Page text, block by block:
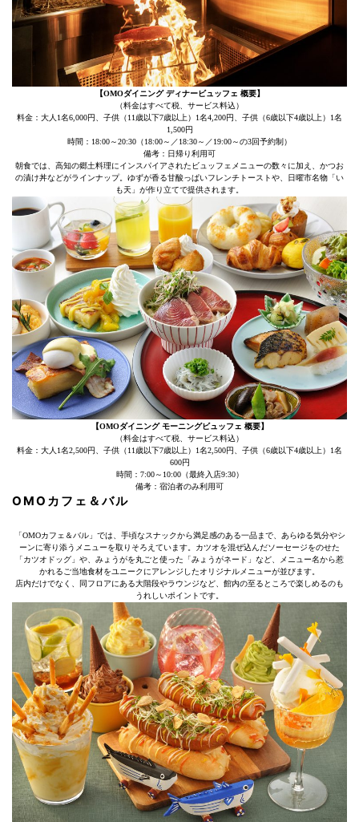
【OMOダイニング ディナービュッフェ 概要】
（料金はすべて税、サービス料込）
料金：大人1名6,000円、子供（11歳以下7歳以上）1名4,200円、子供（6歳以下4歳以上）1名
1,500円
時間：18:00～20:30（18:00～／18:30～／19:00～の3回予約制）
備考：日帰り利用可
朝食では、高知の郷土料理にインスパイアされたビュッフェメニューの数々に加え、かつお
の漬け丼などがラインナップ。ゆずが香る甘酸っぱいフレンチトーストや、日曜市名物「い
も天」が作り立てで提供されます。
【OMOダイニング モーニングビュッフェ 概要】
（料金はすべて税、サービス料込）
料金：大人1名2,500円、子供（11歳以下7歳以上）1名2,500円、子供（6歳以下4歳以上）1名
600円
時間：7:00～10:00（最終入店9:30）
備考：宿泊者のみ利用可
OMOカフェ＆バル
「OMOカフェ＆バル」では、手頃なスナックから満足感のある一品まで、あらゆる気分やシ
ーンに寄り添うメニューを取りそろえています。カツオを混ぜ込んだソーセージをのせた
「カツオドッグ」や、みょうがを丸ごと使った「みょうがネード」など、メニュー名から惹
かれるご当地食材をユニークにアレンジしたオリジナルメニューが並びます。
店内だけでなく、同フロアにある大階段やラウンジなど、館内の至るところで楽しめるのも
うれしいポイントです。